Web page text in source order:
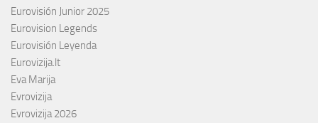
Eurovisión Junior 2025
Eurovision Legends
Eurovisión Leyenda
Eurovizija.lt
Eva Marija
Evrovizija
Evrovizija 2026